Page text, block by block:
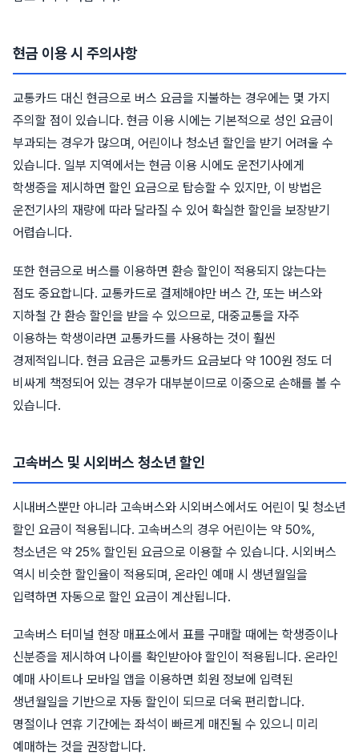
현금 이용 시 주의사항
교통카드 대신 현금으로 버스 요금을 지불하는 경우에는 몇 가지
주의할 점이 있습니다. 현금 이용 시에는 기본적으로 성인 요금이
부과되는 경우가 많으며, 어린이나 청소년 할인을 받기 어려울 수
있습니다. 일부 지역에서는 현금 이용 시에도 운전기사에게
학생증을 제시하면 할인 요금으로 탑승할 수 있지만, 이 방법은
운전기사의 재량에 따라 달라질 수 있어 확실한 할인을 보장받기
어렵습니다.
또한 현금으로 버스를 이용하면 환승 할인이 적용되지 않는다는
점도 중요합니다. 교통카드로 결제해야만 버스 간, 또는 버스와
지하철 간 환승 할인을 받을 수 있으므로, 대중교통을 자주
이용하는 학생이라면 교통카드를 사용하는 것이 훨씬
경제적입니다. 현금 요금은 교통카드 요금보다 약 100원 정도 더
비싸게 책정되어 있는 경우가 대부분이므로 이중으로 손해를 볼 수
있습니다.
고속버스 및 시외버스 청소년 할인
시내버스뿐만 아니라 고속버스와 시외버스에서도 어린이 및 청소년
할인 요금이 적용됩니다. 고속버스의 경우 어린이는 약 50%,
청소년은 약 25% 할인된 요금으로 이용할 수 있습니다. 시외버스
역시 비슷한 할인율이 적용되며, 온라인 예매 시 생년월일을
입력하면 자동으로 할인 요금이 계산됩니다.
고속버스 터미널 현장 매표소에서 표를 구매할 때에는 학생증이나
신분증을 제시하여 나이를 확인받아야 할인이 적용됩니다. 온라인
예매 사이트나 모바일 앱을 이용하면 회원 정보에 입력된
생년월일을 기반으로 자동 할인이 되므로 더욱 편리합니다.
명절이나 연휴 기간에는 좌석이 빠르게 매진될 수 있으니 미리
예매하는 것을 권장합니다.